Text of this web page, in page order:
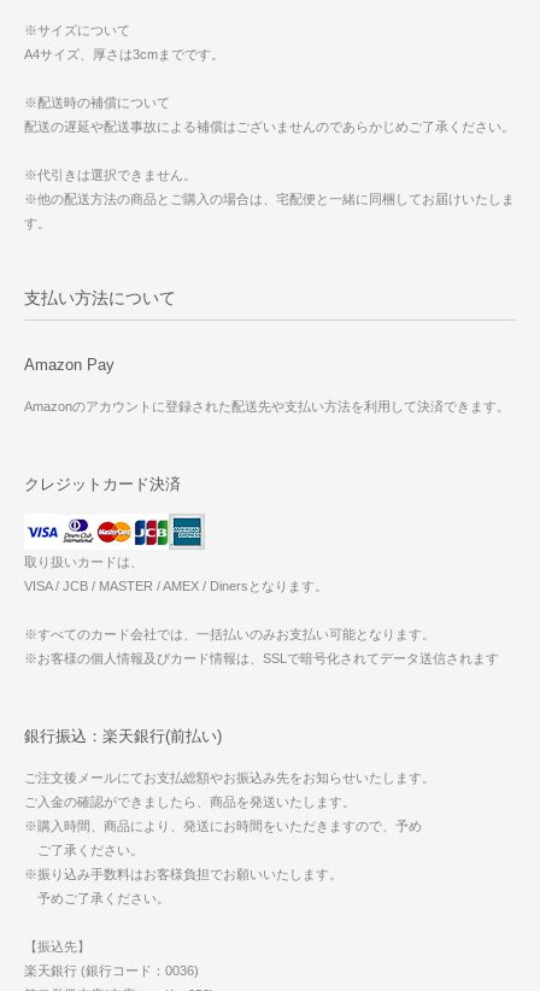
※サイズについて
A4サイズ、厚さは3cmまでです。
※配送時の補償について
配送の遅延や配送事故による補償はございませんのであらかじめご了承ください。
※代引きは選択できません。
※他の配送方法の商品とご購入の場合は、宅配便と一緒に同梱してお届けいたしま
す。
支払い方法について
Amazon Pay
Amazonのアカウントに登録された配送先や支払い方法を利用して決済できます。
クレジットカード決済
取り扱いカードは、
VISA / JCB / MASTER / AMEX / Dinersとなります。
※すべてのカード会社では、一括払いのみお支払い可能となります。
※お客様の個人情報及びカード情報は、SSLで暗号化されてデータ送信されます
銀行振込：楽天銀行(前払い)
ご注文後メールにてお支払総額やお振込み先をお知らせいたします。
ご入金の確認ができましたら、商品を発送いたします。
※購入時間、商品により、発送にお時間をいただきますので、予め
ご了承ください。
※振り込み手数料はお客様負担でお願いいたします。
予めご了承ください。
【振込先】
楽天銀行 (銀行コード：0036)